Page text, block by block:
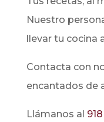
Nuestro
llevar tu cocina
Contacta con
encantados de
Llámanos al